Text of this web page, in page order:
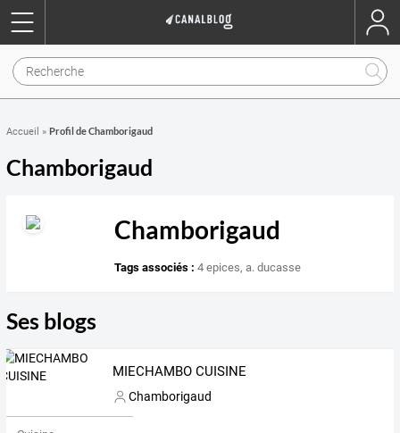
Accueil » Profil de Chamborigaud
Chamborigaud
Chamborigaud
Tags associés : 4 epices,a. ducasse
Ses blogs
MIECHAMBO CUISINE
Chamborigaud